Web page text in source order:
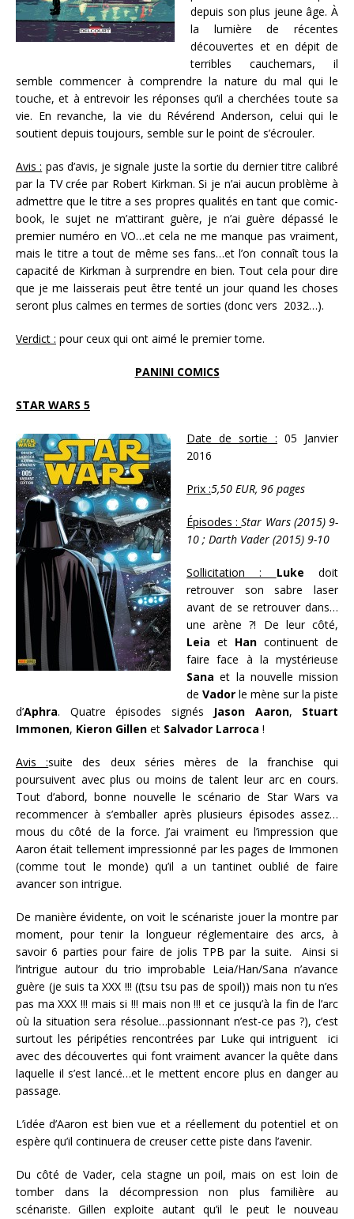
depuis son plus jeune âge. À
la lumière de récentes
découvertes et en dépit de
terribles cauchemars, il
semble commencer à comprendre la nature du mal qui le
touche, et à entrevoir les réponses qu’il a cherchées toute sa
vie. En revanche, la vie du Révérend Anderson, celui qui le
soutient depuis toujours, semble sur le point de s’écrouler.
Avis : pas d’avis, je signale juste la sortie du dernier titre calibré
par la TV crée par Robert Kirkman. Si je n’ai aucun problème à
admettre que le titre a ses propres qualités en tant que comic-
book, le sujet ne m’attirant guère, je n’ai guère dépassé le
premier numéro en VO…et cela ne me manque pas vraiment,
mais le titre a tout de même ses fans…et l’on connaît tous la
capacité de Kirkman à surprendre en bien. Tout cela pour dire
que je me laisserais peut être tenté un jour quand les choses
seront plus calmes en termes de sorties (donc vers 2032…).
Verdict : pour ceux qui ont aimé le premier tome.
PANINI COMICS
STAR WARS 5
Date de sortie : 05 Janvier
2016
Prix :5,50 EUR, 96 pages
Épisodes :Star Wars (2015) 9-
10 ; Darth Vader (2015) 9-10
Sollicitation : Luke doit
retrouver son sabre laser
avant de se retrouver dans…
une arène ?! De leur côté,
Leia et Han continuent de
faire face à la mystérieuse
Sana et la nouvelle mission
de Vador le mène sur la piste
d’Aphra. Quatre épisodes signés Jason Aaron, Stuart
Immonen, Kieron Gillen et Salvador Larroca !
Avis :suite des deux séries mères de la franchise qui
poursuivent avec plus ou moins de talent leur arc en cours.
Tout d’abord, bonne nouvelle le scénario de Star Wars va
recommencer à s’emballer après plusieurs épisodes assez…
mous du côté de la force. J’ai vraiment eu l’impression que
Aaronétait tellement impressionné par les pages de Immonen
(comme tout le monde) qu’il a un tantinet oublié de faire
avancer son intrigue.
De manière évidente, on voit le scénariste jouer la montre par
moment, pour tenir la longueur réglementaire des arcs, à
savoir 6 parties pour faire de jolis TPB par la suite. Ainsi si
l’intrigue autour du trio improbable Leia/Han/Sana n’avance
guère (je suis ta XXX !!! ((tsu tsu pas de spoil)) mais non tu n’es
pas ma XXX !!! mais si !!! mais non !!! et ce jusqu’à la fin de l’arc
où la situation sera résolue…passionnant n’est-ce pas ?), c’est
surtout les péripéties rencontrées par Luke qui intriguent ici
avec des découvertes qui font vraiment avancer la quête dans
laquelle il s’est lancé…et le mettent encore plus en danger au
passage.
L’idée d’Aaron est bien vue et a réellement du potentiel et on
espère qu’il continuera de creuser cette piste dans l’avenir.
Du côté de Vader, cela stagne un poil, mais on est loin de
tomber dans la décompression non plus familière au
scénariste. Gillen exploite autant qu’il le peut le nouveau